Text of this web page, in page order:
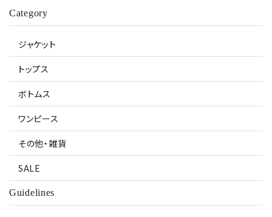
Category
ジャケット
トップス
ボトムス
ワンピース
その他・雑貨
SALE
Guidelines